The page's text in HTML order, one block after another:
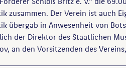
zusammen. Der Verein ist auch
übergab in Anwesenheit von
der Direktor des Staatlichen
an den Vorsitzenden des